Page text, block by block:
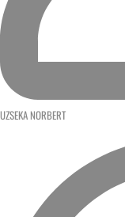
UZSEKA NORBERT